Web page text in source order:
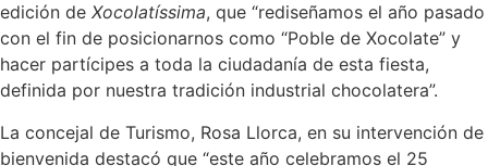
edición de Xocolatíssima, que “rediseñamos el año pasado
con el fin de posicionarnos como “Poble de Xocolate” y
hacer partícipes a toda la ciudadanía de esta fiesta,
definida por nuestra tradición industrial chocolatera”.
La concejal de Turismo, Rosa Llorca, en su intervención de
bienvenida destacó que “este año celebramos el 25